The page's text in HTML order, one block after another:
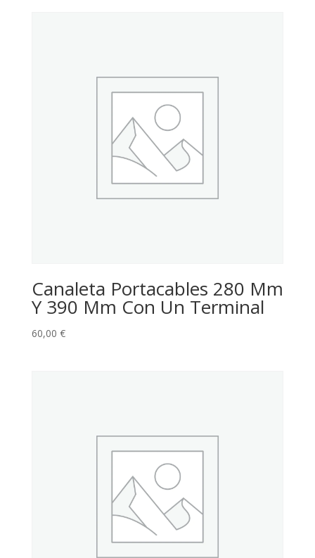
Canaleta Portacables 280 Mm
Y 390 Mm Con Un Terminal
60,00 €